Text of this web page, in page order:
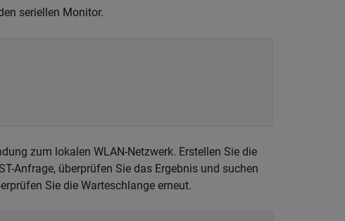
seriellen Monitor.
zum lokalen WLAN-Netzwerk. Erstellen Sie die
Anfrage, überprüfen Sie das Ergebnis und suchen
Sie die Warteschlange erneut.